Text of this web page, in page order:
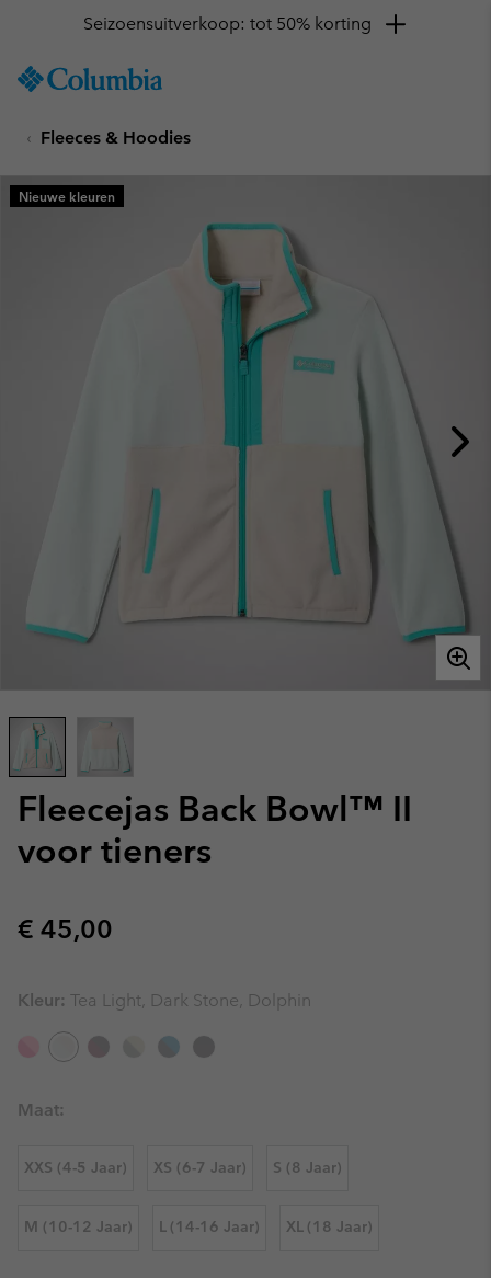
TO
SKIP
MAIN
NAV
Seizoensuitverkoop: tot 50% korting
Fleeces & Hoodies
Fleecejas Back Bowl™ II
voor tieners
Regular price:
€ 45,00
Nieuwe kleuren
Kleur: Tea Light, Dark Stone, Dolphin
Maat:
XXS (4-5 Jaar) XS (6-7 Jaar) S (8 Jaar)
M (10-12 Jaar) L (14-16 Jaar) XL (18 Jaar)